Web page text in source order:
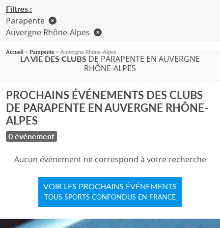
LA VIE DES CLUBS DE PARAPENTE EN AUVERGNE
RHÔNE-ALPES
PROCHAINS ÉVÉNEMENTS DES CLUBS
DE PARAPENTE EN AUVERGNE RHÔNE-
ALPES
0 événement
Aucun événement ne correspond à votre recherche
VOIR LES PROCHAINS ÉVÉNEMENTS
TOUS SPORTS CONFONDUS EN FRANCE
Filtres :
Parapente
Auvergne Rhône-Alpes
Accueil Parapente Auvergne Rhône-Alpes